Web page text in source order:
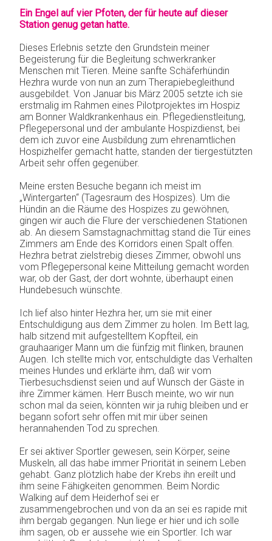
Ein Engel auf vier Pfoten, der für heute auf dieser
Station genug getan hatte.
Dieses Erlebnis setzte den Grundstein meiner
Begeisterung für die Begleitung schwerkranker
Menschen mit Tieren. Meine sanfte Schäferhündin
Hezhra wurde von nun an zum Therapiebegleithund
ausgebildet. Von Januar bis März 2005 setzte ich sie
erstmalig im Rahmen eines Pilotprojektes im Hospiz
am Bonner Waldkrankenhaus ein. Pflegedienstleitung,
Pflegepersonal und der ambulante Hospizdienst, bei
dem ich zuvor eine Ausbildung zum ehrenamtlichen
Hospizhelfer gemacht hatte, standen der tiergestützten
Arbeit sehr offen gegenüber.
Meine ersten Besuche begann ich meist im
„Wintergarten“ (Tagesraum des Hospizes). Um die
Hündin an die Räume des Hospizes zu gewöhnen,
gingen wir auch die Flure der verschiedenen Stationen
ab. An diesem Samstagnachmittag stand die Tür eines
Zimmers am Ende des Korridors einen Spalt offen.
Hezhra betrat zielstrebig dieses Zimmer, obwohl uns
vom Pflegepersonal keine Mitteilung gemacht worden
war, ob der Gast, der dort wohnte, überhaupt einen
Hundebesuch wünschte.
Ich lief also hinter Hezhra her, um sie mit einer
Entschuldigung aus dem Zimmer zu holen. Im Bett lag,
halb sitzend mit aufgestelltem Kopfteil, ein
grauhaariger Mann um die fünfzig mit flinken, braunen
Augen. Ich stellte mich vor, entschuldigte das Verhalten
meines Hundes und erklärte ihm, daß wir vom
Tierbesuchsdienst seien und auf Wunsch der Gäste in
ihre Zimmer kämen. Herr Busch meinte, wo wir nun
schon mal da seien, könnten wir ja ruhig bleiben und er
begann sofort sehr offen mit mir über seinen
herannahenden Tod zu sprechen.
Er sei aktiver Sportler gewesen, sein Körper, seine
Muskeln, all das habe immer Priorität in seinem Leben
gehabt. Ganz plötzlich habe der Krebs ihn ereilt und
ihm seine Fähigkeiten genommen. Beim Nordic
Walking auf dem Heiderhof sei er
zusammengebrochen und von da an sei es rapide mit
ihm bergab gegangen. Nun liege er hier und ich solle
ihm sagen, ob er aussehe wie ein Sportler. Ich war